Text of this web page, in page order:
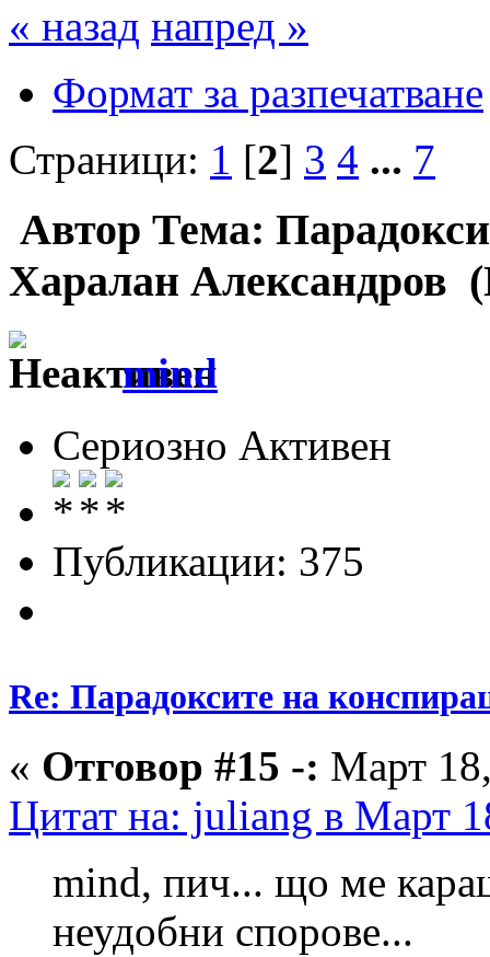
« назад напред »
Формат за разпечатване
Страници: 1 [2] 3 4 ... 7
Автор Тема:
Харалан Александров
mind
Сериозно Активен
Публикации: 375
Re: Парадоксите на
« Отговор #15 -: Март
Цитат на: juliang в Март
mind, пич... що ме
неудобни спорове...